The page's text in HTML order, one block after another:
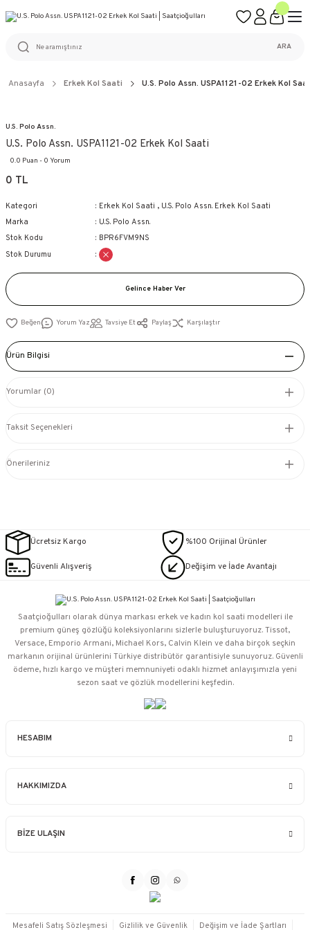
%100 ORİJİNAL ÜRÜN GARANTİSİ
ARA
Anasayfa Erkek Kol Saati U.S. Polo Assn. USPA1121-02 Erkek Kol
U.S. Polo Assn.
U.S. Polo Assn. USPA1121-02 Erkek Kol Saati
0.0 Puan - 0 Yorum
0 TL
Kategori Erkek Kol Saati , U.S. Polo Assn. Erkek Kol Saati
Marka
U.S. Polo Assn.
Stok Kodu
BPR6FVM9NS
Stok Durumu
Gelince Haber Ver
Yorum Yaz Tavsiye Et Paylaş Karşılaştır
Ürün Bilgisi
Yorumlar (0)
Taksit Seçenekleri
Önerileriniz
Ücretsiz Kargo %100 Orijinal Ürünler
Güvenli Alışveriş Değişim ve İade Avantajı
HESABIM
HAKKIMIZDA
BİZE ULAŞIN
Saatçioğulları⁠ olarak dünya markası erkek ve kadın kol saati modelleri ile
premium güneş gözlüğü koleksiyonlarını sizlerle buluşturuyoruz. Tissot,
Versace, Emporio Armani, Michael Kors, Calvin Klein ve daha birçok seçkin
markanın orijinal ürünlerini Türkiye distribütör garantisiyle sunuyoruz. Güvenli
ödeme, hızlı kargo ve müşteri memnuniyeti odaklı hizmet anlayışımızla yeni
sezon saat ve gözlük modellerini keşfedin.
Mesafeli Satış Sözleşmesi Gizlilik ve Güvenlik Değişim ve İade Şartları